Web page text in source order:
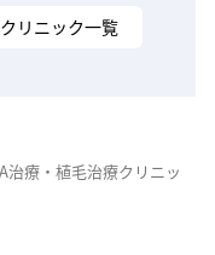
リニック一覧
治療・植毛治療クリニッ